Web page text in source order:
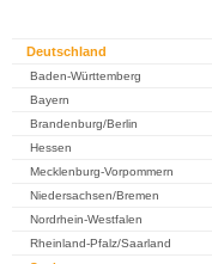
Deutschland
Baden-Württemberg
Bayern
Brandenburg/Berlin
Hessen
Mecklenburg-Vorpommern
Niedersachsen/Bremen
Nordrhein-Westfalen
Rheinland-Pfalz/Saarland